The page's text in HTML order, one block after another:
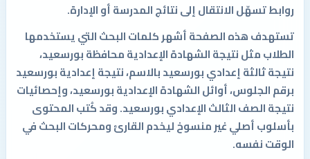
روابط تسهّل الانتقال إلى نتائج المدرسة أو الإدارة.
تستهدف هذه الصفحة أشهر كلمات البحث التي يستخدمها
الطلاب مثل نتيجة الشهادة الإعدادية محافظة بورسعيد،
نتيجة ثالثة إعدادي بورسعيد بالاسم، نتيجة إعدادية بورسعيد
برقم الجلوس، أوائل الشهادة الإعدادية بورسعيد، وإحصائيات
نتيجة الصف الثالث الإعدادي بورسعيد. وقد كُتب المحتوى
بأسلوب أصلي غير منسوخ ليخدم القارئ ومحركات البحث في
الوقت نفسه.